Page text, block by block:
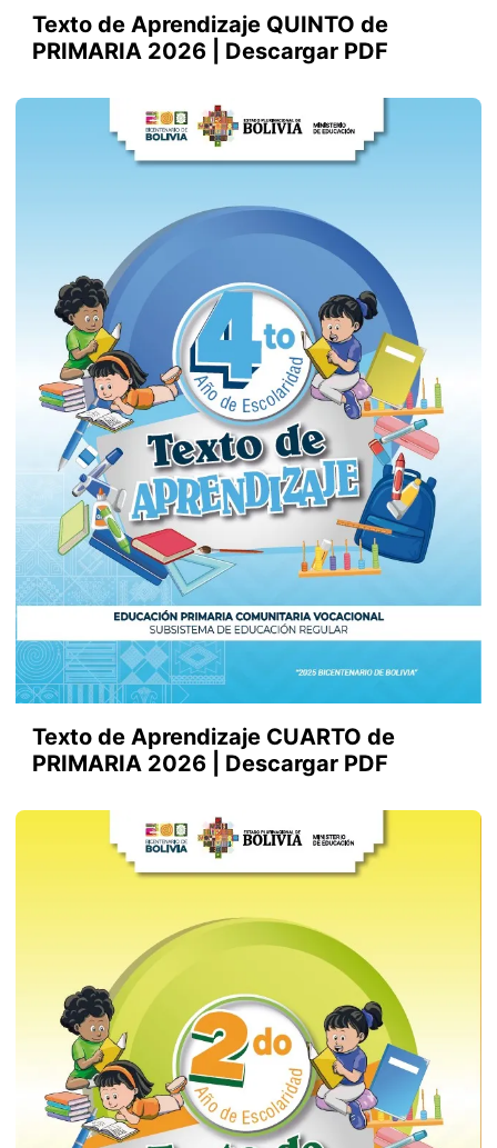
Texto de Aprendizaje QUINTO de
PRIMARIA 2026 | Descargar PDF
Texto de Aprendizaje CUARTO de
PRIMARIA 2026 | Descargar PDF